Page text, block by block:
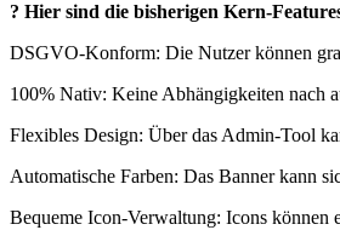
? Hier sind die bisherigen Kern-
DSGVO-Konform: Die Nutzer können
100% Nativ: Keine Abhängigkeiten nach
Flexibles Design: Über das Admin-Tool
Automatische Farben: Das Banner kann
Bequeme Icon-Verwaltung: Icons